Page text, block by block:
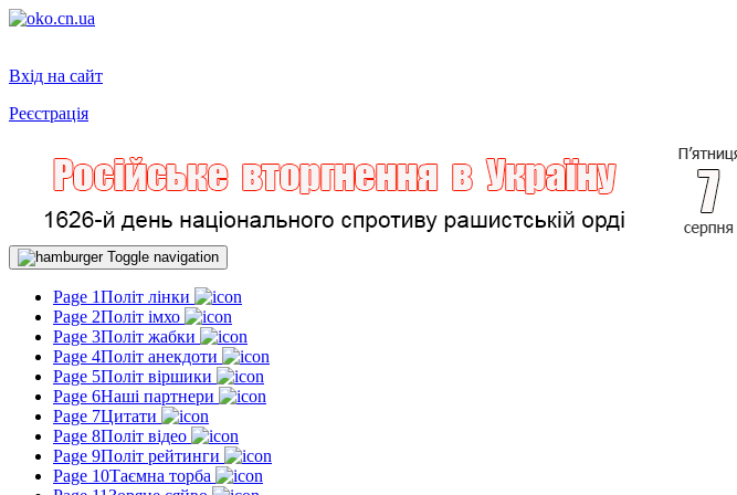
Вхід на сайт
Реєстрація
Toggle navigation
Page 1Політ лінки
Page 2Політ імхо
Page 3Політ жабки
Page 4Політ анекдоти
Page 5Політ віршики
Page 6Наші партнери
Page 7Цитати
Page 8Політ відео
Page 9Політ рейтинги
Page 10Таємна торба